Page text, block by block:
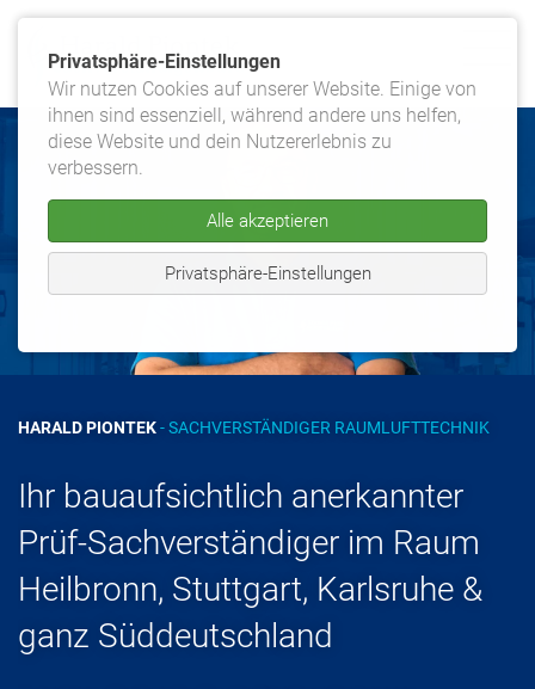
Privatsphäre-Einstellungen
Wir nutzen Cookies auf unserer Website. Einige von
ihnen sind essenziell, während andere uns helfen,
diese Website und dein Nutzererlebnis zu
verbessern.
Alle akzeptieren
Privatsphäre-Einstellungen
HARALD PIONTEK- SACHVERSTÄNDIGER RAUMLUFTTECHNIK
Ihr bauaufsichtlich anerkannter
Prüf-Sachverständiger im Raum
Heilbronn, Stuttgart, Karlsruhe &
ganz Süddeutschland